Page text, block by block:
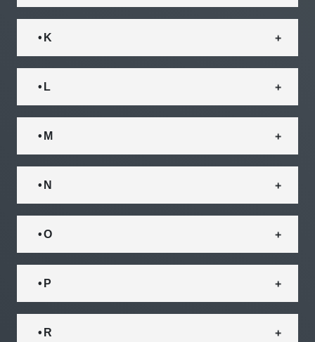
• K
• L
• M
• N
• O
• P
• R